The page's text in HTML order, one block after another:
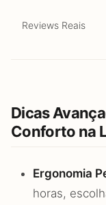
Reviews Reais
Dicas
Conforto na
Ergonomia
horas,